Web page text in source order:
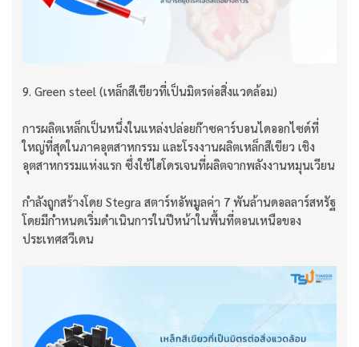
9. Green steel (เหล็กสีเขียวที่เป็นมิตรต่อสิ่งแวดล้อม)
การผลิตเหล็กเป็นหนึ่งในแหล่งปล่อยก๊าซคาร์บอนไดออกไซด์ที่
ใหญ่ที่สุดในภาคอุตสาหกรรม และโรงงานผลิตเหล็กสีเขียว เชิง
อุตสาหกรรมแห่งแรก ซึ่งใช้ไฮโดรเจนที่ผลิตจากพลังงานหมุนเวียน
กำลังถูกสร้างโดย Stegra สตาร์ทอัพมูลค่า 7 พันล้านดอลลาร์สหรัฐ
โดยมีกำหนดเริ่มดำเนินการในปีหน้าในพื้นที่ตอนเหนือของ
ประเทศสวีเดน